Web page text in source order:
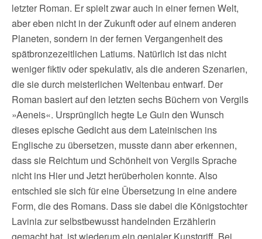
letzter Roman. Er spielt zwar auch in einer fernen Welt,
aber eben nicht in der Zukunft oder auf einem anderen
Planeten, sondern in der fernen Vergangenheit des
spätbronzezeitlichen Latiums. Natürlich ist das nicht
weniger fiktiv oder spekulativ, als die anderen Szenarien,
die sie durch meisterlichen Weltenbau entwarf. Der
Roman basiert auf den letzten sechs Büchern von Vergils
»Aeneis«. Ursprünglich hegte Le Guin den Wunsch
dieses epische Gedicht aus dem Lateinischen ins
Englische zu übersetzen, musste dann aber erkennen,
dass sie Reichtum und Schönheit von Vergils Sprache
nicht ins Hier und Jetzt herüberholen konnte. Also
entschied sie sich für eine Übersetzung in eine andere
Form, die des Romans. Dass sie dabei die Königstochter
Lavinia zur selbstbewusst handelnden Erzählerin
gemacht hat, ist wiederum ein genialer Kunstgriff. Bei